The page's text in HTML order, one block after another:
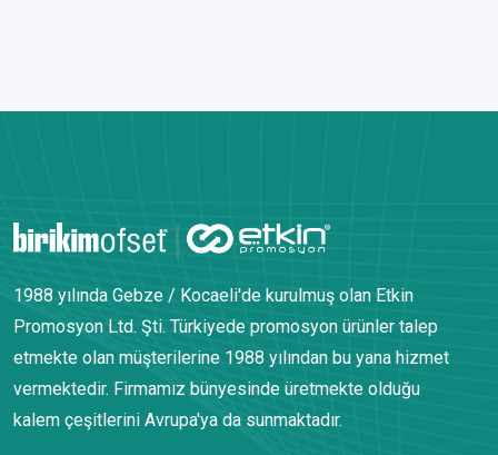
1988 yılında Gebze / Kocaeli'de kurulmuş olan Etkin
Promosyon Ltd. Şti. Türkiyede promosyon ürünler talep
etmekte olan müşterilerine 1988 yılından bu yana hizmet
vermektedir. Firmamız bünyesinde üretmekte olduğu
kalem çeşitlerini Avrupa'ya da sunmaktadır.